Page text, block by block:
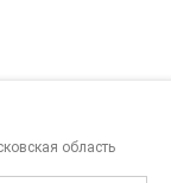
область